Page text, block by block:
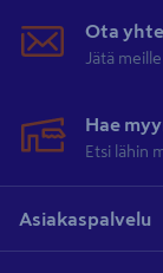
Ota
Jätä
Hae
Etsi lähin
Asiakaspalvelu